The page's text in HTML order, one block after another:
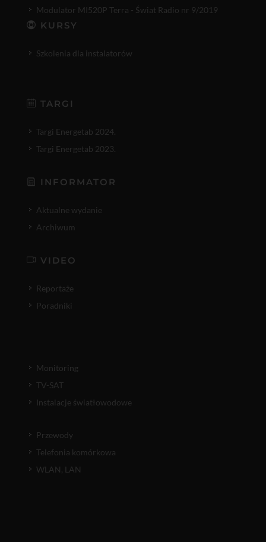
Modulator MI520P Terra - Świat Radio nr 9/2019
KURSY
Szkolenia dla instalatorów
TARGI
Targi Energetab 2024.
Targi Energetab 2023.
INFORMATOR
Aktualne wydanie
Archiwum
VIDEO
Reportaże
Poradniki
Monitoring
TV-SAT
Instalacje światłowodowe
Przewody
Telefonia komórkowa
WLAN, LAN